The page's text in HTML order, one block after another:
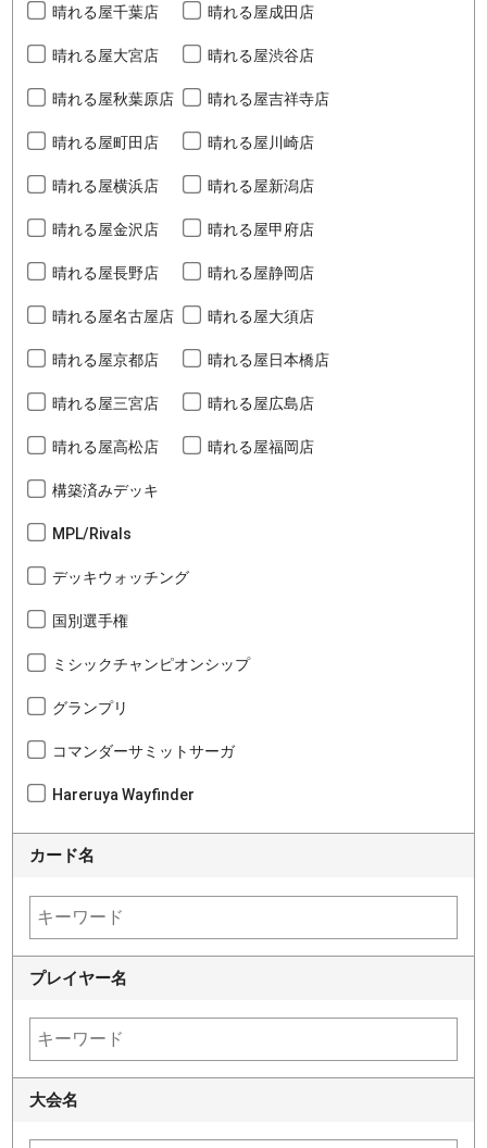
晴れる屋千葉店 晴れる屋成田店
晴れる屋大宮店 晴れる屋渋谷店
晴れる屋秋葉原店 晴れる屋吉祥寺店
晴れる屋町田店 晴れる屋川崎店
晴れる屋横浜店 晴れる屋新潟店
晴れる屋金沢店 晴れる屋甲府店
晴れる屋長野店 晴れる屋静岡店
晴れる屋名古屋店 晴れる屋大須店
晴れる屋京都店 晴れる屋日本橋店
晴れる屋三宮店 晴れる屋広島店
晴れる屋高松店 晴れる屋福岡店
構築済みデッキ
MPL/Rivals
デッキウォッチング
国別選手権
ミシックチャンピオンシップ
グランプリ
コマンダーサミットサーガ
Hareruya Wayfinder
カード名
プレイヤー名
大会名